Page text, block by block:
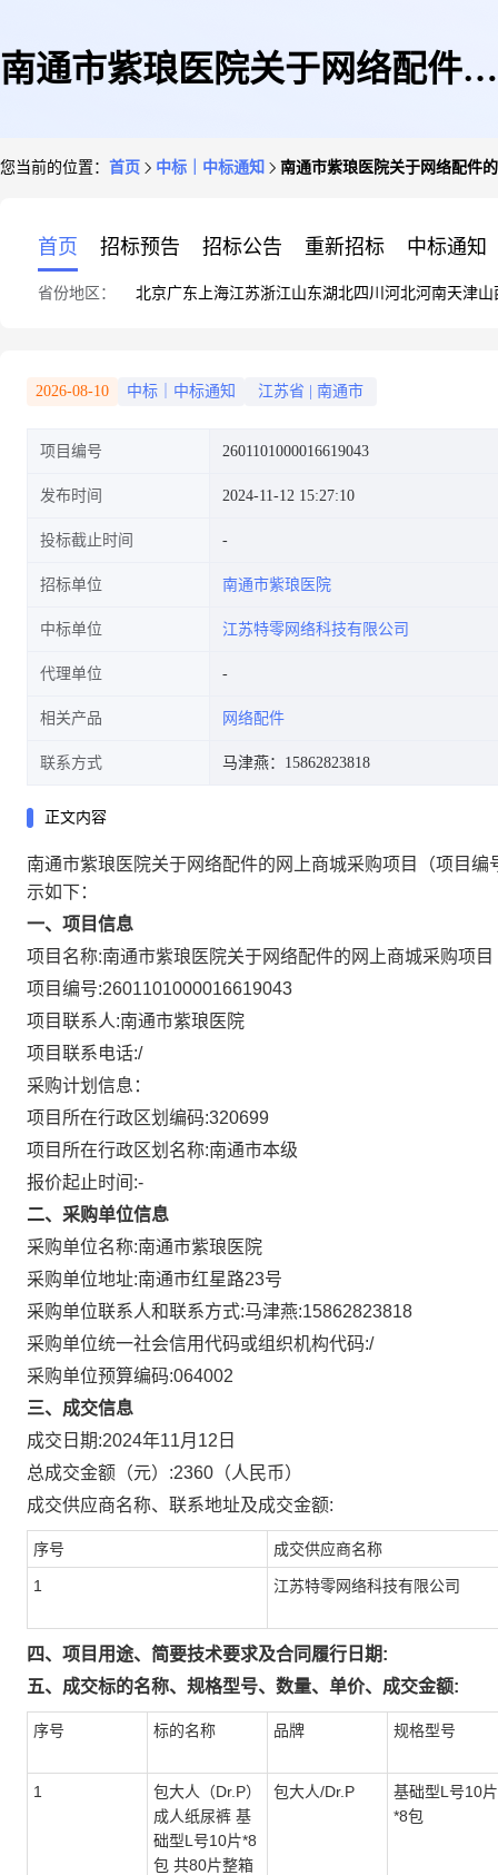
南通市紫琅医院关于网络配件的
您当前的位置： 首页 中标｜中标通知 南通市紫琅医院关于网络配件
首页 招标预告 招标公告 重新招标 中标通知
省份地区： 北京广东 上海江苏浙江山东湖北四川 河北河南天津山
2026-08-10 中标｜中标通知 江苏省 南通市
项目编号 2601101000016619043
发布时间 2024-11-12 15:27:10
投标截止时间
招标单位 南通市紫琅医院
中标单位 江苏特零网络科技有限公司
代理单位
相关产品 网络配件
联系方式 马津燕：15862823818
正文内容
南通市紫琅医院关于网络配件的网上商城采购项目
（项目编
示如下：
一、项目信息
项目名称:南通市紫琅医院关于网络配件的网上商城采购项目
项目编号:2601101000016619043
项目联系人:南通市紫琅医院
项目联系电话:/
采购计划信息：
项目所在行政区划编码:320699
项目所在行政区划名称:南通市本级
报价起止时间:-
二、采购单位信息
采购单位名称:南通市紫琅医院
采购单位地址:南通市红星路23号
采购单位联系人和联系方式:马津燕:15862823818
采购单位统一社会信用代码或组织机构代码:/
采购单位预算编码:064002
三、成交信息
成交日期:2024年11月12日
总成交金额（元）:2360 （人民币）
成交供应商名称、联系地址及成交金额:
序号 成交供应商名称
1 江苏特零网络科技有限公司
四、项目用途、简要技术要求及合同履行日期:
五、成交标的名称、规格型号、数量、单价、成交金额:
序号 标的名称 品牌 规格型号
1
包大人（Dr.P）
成人纸尿裤 基
础型L号10片*8
包 共80片整箱
包大人/Dr.P
基础型L号10片
*8包